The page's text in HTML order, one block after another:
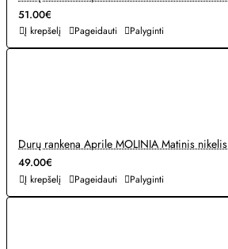
51.00€
Į krepšelį Pageidauti Palyginti
Durų rankena Aprile MOLINIA Matinis nikelis
49.00€
Į krepšelį Pageidauti Palyginti